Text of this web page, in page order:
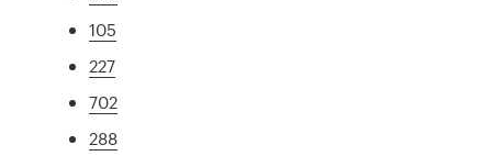
105
227
702
288